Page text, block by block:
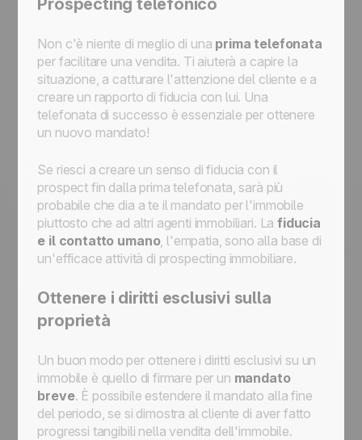
Prospecting telefonico
Non c'è niente di meglio di una prima telefonata
per facilitare una vendita. Ti aiuterà a capire la
situazione, a catturare l'attenzione del cliente e a
creare un rapporto di fiducia con lui. Una
telefonata di successo è essenziale per ottenere
un nuovo mandato!
Se riesci a creare un senso di fiducia con il
prospect fin dalla prima telefonata, sarà più
probabile che dia a te il mandato per l'immobile
piuttosto che ad altri agenti immobiliari. Lafiducia
e il contatto umano, l'empatia, sono alla base di
un'efficace attività di prospecting immobiliare.
Ottenere i diritti esclusivi sulla
proprietà
Un buon modo per ottenere i diritti esclusivi su un
immobile è quello di firmare per un mandato
breve. È possibile estendere il mandato alla fine
del periodo, se si dimostra al cliente di aver fatto
progressi tangibili nella vendita dell'immobile.